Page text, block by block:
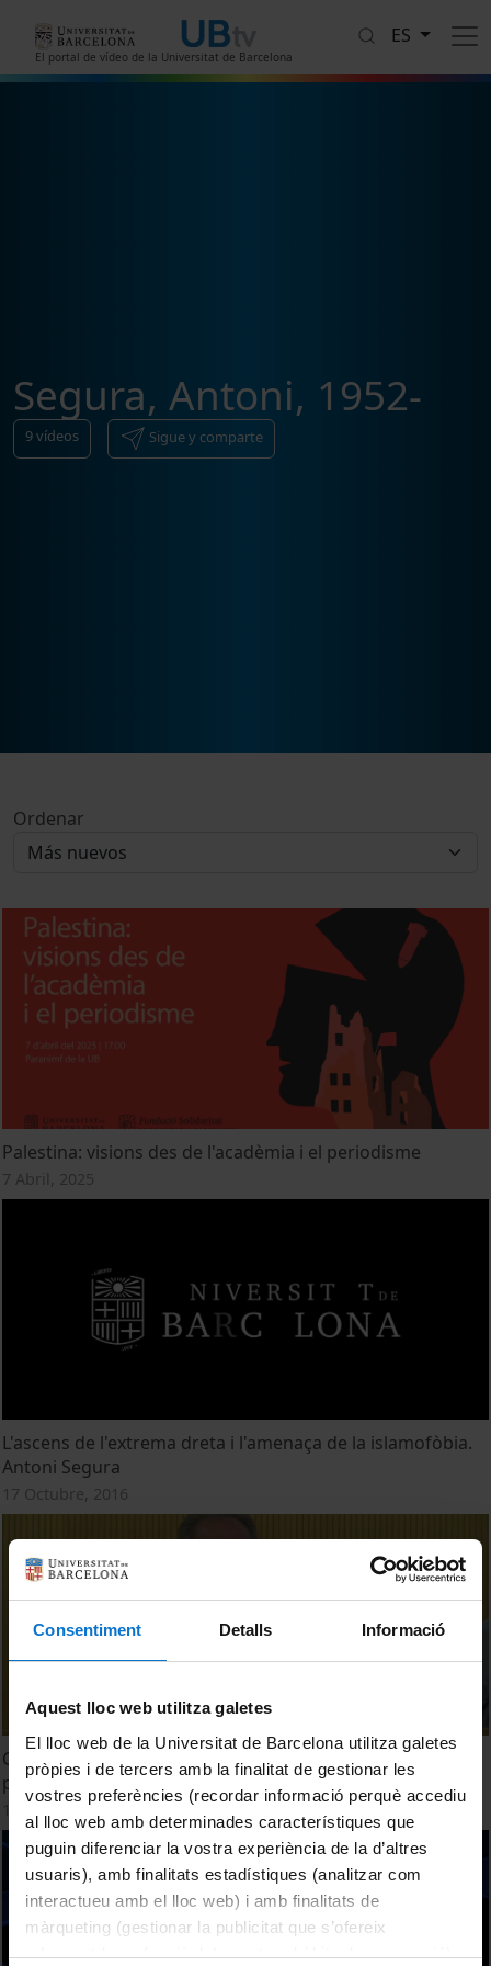
Consentiment Detalls Informació
Aquest lloc web utilitza galetes
El lloc web de la Universitat de Barcelona utilitza galetes
pròpies i de tercers amb la finalitat de gestionar les
vostres preferències (recordar informació perquè accediu
al lloc web amb determinades característiques que
puguin diferenciar la vostra experiència de la d’altres
usuaris), amb finalitats estadístiques (analitzar com
interactueu amb el lloc web) i amb finalitats de
màrqueting (gestionar la publicitat que s’ofereix
adequant-la en funció dels vostres hàbits de navegació).
El portal de vídeo de la Universitat de Barcelona
ES
Segura, Antoni, 1952-
9vídeos Sigue y comparte
Ordenar
Palestina: visions des de l'acadèmia i el periodisme
7 Abril, 2025
L'ascens de l'extrema dreta i l'amenaça de la islamofòbia.
Antoni Segura
17 Octubre, 2016
Cap a un nou Orient mitjà? Reptes i oportunitats per a la
pau. Cloenda
12 Mayo, 2015